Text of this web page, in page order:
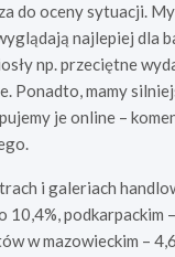
do oceny sytuacji.
najlepiej dla
np. przeciętne
Ponadto, mamy
je online –
i galeriach
podkarpackim
w mazowieckim –